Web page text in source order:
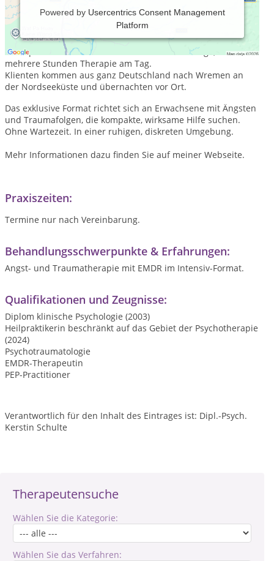
Therapeutensuche
Wählen Sie die Kategorie:
Wählen Sie das Verfahren:
Powered by Usercentrics Consent Management
Platform
EMDR-Intensivwochen an der Nordsee
Ich biete EMDR-
Therapie in einem intensiven Format an: fünf Tage, Mo-Fr,
mehrere Stunden Therapie am Tag.
Klienten kommen aus ganz Deutschland nach Wremen an
der Nordseeküste und übernachten vor Ort.
Das exklusive Format richtet sich an Erwachsene mit Ängsten
und Traumafolgen, die kompakte, wirksame Hilfe suchen.
Ohne Wartezeit. In einer ruhigen, diskreten Umgebung.
Mehr Informationen dazu finden Sie auf meiner Webseite.
Praxiszeiten:
Termine nur nach Vereinbarung.
Behandlungsschwerpunkte & Erfahrungen:
Angst- und Traumatherapie mit EMDR im Intensiv-Format.
Qualifikationen und Zeugnisse:
Diplom klinische Psychologie (2003)
Heilpraktikerin beschränkt auf das Gebiet der Psychotherapie
(2024)
Psychotraumatologie
EMDR-Therapeutin
PEP-Practitioner
Verantwortlich für den Inhalt des Eintrages ist: Dipl.-Psych.
Kerstin Schulte